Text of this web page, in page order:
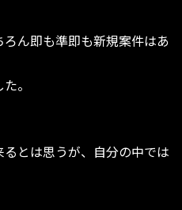
ん即も準即も新規案件はあ
。
とは思うが、自分の中では